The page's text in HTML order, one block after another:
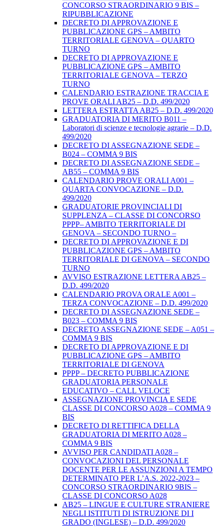
CONCORSO STRAORDINARIO 9 BIS –
RIPUBBLICAZIONE
DECRETO DI APPROVAZIONE E
PUBBLICAZIONE GPS – AMBITO
TERRITORIALE GENOVA – QUARTO
TURNO
DECRETO DI APPROVAZIONE E
PUBBLICAZIONE GPS – AMBITO
TERRITORIALE GENOVA – TERZO
TURNO
CALENDARIO ESTRAZIONE TRACCIA E
PROVE ORALI AB25 – D.D. 499/2020
LETTERA ESTRATTA AB25 – D.D. 499/2020
GRADUATORIA DI MERITO B011 –
Laboratori di scienze e tecnologie agrarie – D.D.
499/2020
DECRETO DI ASSEGNAZIONE SEDE –
B024 – COMMA 9 BIS
DECRETO DI ASSEGNAZIONE SEDE –
AB55 – COMMA 9 BIS
CALENDARIO PROVE ORALI A001 –
QUARTA CONVOCAZIONE – D.D.
499/2020
GRADUATORIE PROVINCIALI DI
SUPPLENZA – CLASSE DI CONCORSO
PPPP– AMBITO TERRITORIALE DI
GENOVA – SECONDO TURNO –
DECRETO DI APPROVAZIONE E DI
PUBBLICAZIONE GPS – AMBITO
TERRITORIALE DI GENOVA – SECONDO
TURNO
AVVISO ESTRAZIONE LETTERA AB25 –
D.D. 499/2020
CALENDARIO PROVA ORALE A001 –
TERZA CONVOCAZIONE – D.D. 499/2020
DECRETO DI ASSEGNAZIONE SEDE –
B023 – COMMA 9 BIS
DECRETO ASSEGNAZIONE SEDE – A051 –
COMMA 9 BIS
DECRETO DI APPROVAZIONE E DI
PUBBLICAZIONE GPS – AMBITO
TERRITORIALE DI GENOVA
PPPP – DECRETO PUBBLICAZIONE
GRADUATORIA PERSONALE
EDUCATIVO – CALL VELOCE
ASSEGNAZIONE PROVINCIA E SEDE
CLASSE DI CONCORSO A028 – COMMA 9
BIS
DECRETO DI RETTIFICA DELLA
GRADUATORIA DI MERITO A028 –
COMMA 9 BIS
AVVISO PER CANDIDATI A028 –
CONVOCAZIONI DEL PERSONALE
DOCENTE PER LE ASSUNZIONI A TEMPO
DETERMINATO PER L’A.S. 2022-2023 –
CONCORSO STRAORDINARIO 9BIS –
CLASSE DI CONCORSO A028
AB25 – LINGUE E CULTURE STRANIERE
NEGLI ISTITUTI DI ISTRUZIONE DI I
GRADO (INGLESE) – D.D. 499/2020